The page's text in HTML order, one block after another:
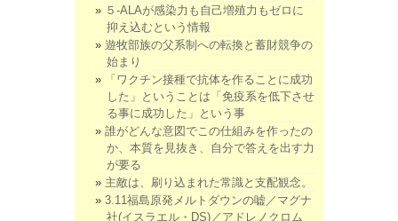
５-ALAが感染力も自己増殖力もゼロに
抑え込むという情報
遊牧部族の父系制への転換と蓄財競争の
始まり
「ワクチン接種で抗体を作ることに成功
した」ということは「免疫系を低下させ
る事に成功した」という事
誰がどんな意図でこの仕組みを作ったの
か、本質を見抜き、自分で答えを出す力
が要る
主敵は、刷り込まれた常識と支配観念。
3.11福島原発メルトダウンの嘘／マグナ
社(イスラエル・DS)／アドレノクロム